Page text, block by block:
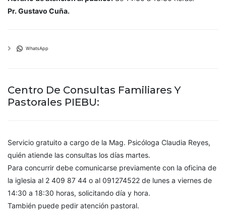
Pr. Gustavo Cuña.
WhatsApp
Centro De Consultas Familiares Y
Pastorales PIEBU:
Servicio gratuito a cargo de la Mag. Psicóloga Claudia Reyes,
quién atiende las consultas los días martes.
Para concurrir debe comunicarse previamente con la oficina de
la iglesia al 2 409 87 44 o al 091274522 de lunes a viernes de
14:30 a 18:30 horas, solicitando día y hora.
También puede pedir atención pastoral.